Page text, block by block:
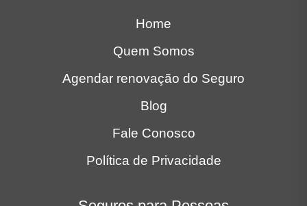
Home
Quem Somos
Agendar renovação do Seguro
Blog
Fale Conosco
Política de Privacidade